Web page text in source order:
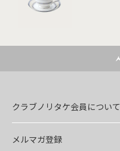
クラブノリタケ会員について
メルマガ登録